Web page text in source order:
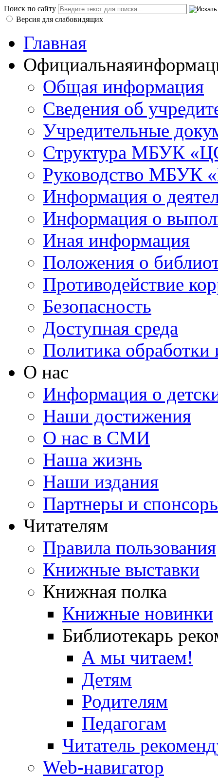
Поиск по сайту
Версия для слабовидящих
Главная
Официальная
Общая информация
Сведения об
Учредительные
Структура МБУК
Руководство МБУК
Информация о
Информация о
Иная информация
Положения о
Противодействие
Безопасность
Доступная среда
Политика
О нас
Информация о
Наши достижения
О нас в СМИ
Наша жизнь
Наши издания
Партнеры и
Читателям
Правила пользования
Книжные выставки
Книжная полка
Книжные новинки
Библиотекарь
А мы читаем!
Детям
Родителям
Педагогам
Читатель
Web-навигатор